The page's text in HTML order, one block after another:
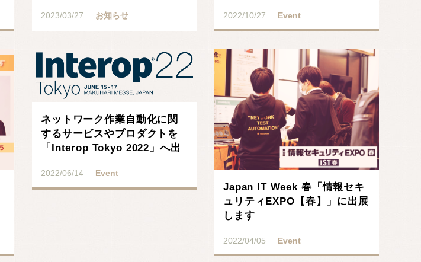
2023/03/27 お知らせ 2022/10/27 Event
ネットワーク作業自動化に関
するサービスやプロダクトを
「Interop Tokyo 2022」へ出
2022/06/14 Event
Japan IT Week 春「情報セキ
ュリティEXPO【春】」に出展
します
2022/04/05 Event